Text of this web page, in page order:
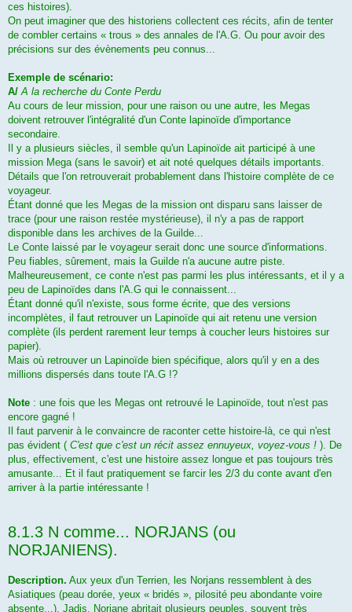
ces histoires).
On peut imaginer que des historiens collectent ces récits, afin de tenter
de combler certains « trous » des annales de l'A.G. Ou pour avoir des
précisions sur des évènements peu connus...
Exemple de scénario:
A/ A la recherche du Conte Perdu
Au cours de leur mission, pour une raison ou une autre, les Megas
doivent retrouver l'intégralité d'un Conte lapinoïde d'importance
secondaire.
Il y a plusieurs siècles, il semble qu'un Lapinoïde ait participé à une
mission Mega (sans le savoir) et ait noté quelques détails importants.
Détails que l'on retrouverait probablement dans l'histoire complète de ce
voyageur.
Étant donné que les Megas de la mission ont disparu sans laisser de
trace (pour une raison restée mystérieuse), il n'y a pas de rapport
disponible dans les archives de la Guilde...
Le Conte laissé par le voyageur serait donc une source d'informations.
Peu fiables, sûrement, mais la Guilde n'a aucune autre piste.
Malheureusement, ce conte n'est pas parmi les plus intéressants, et il y a
peu de Lapinoïdes dans l'A.G qui le connaissent...
Étant donné qu'il n'existe, sous forme écrite, que des versions
incomplètes, il faut retrouver un Lapinoïde qui ait retenu une version
complète (ils perdent rarement leur temps à coucher leurs histoires sur
papier).
Mais où retrouver un Lapinoïde bien spécifique, alors qu'il y en a des
millions dispersés dans toute l'A.G !?
Note : une fois que les Megas ont retrouvé le Lapinoïde, tout n'est pas
encore gagné !
Il faut parvenir à le convaincre de raconter cette histoire-là, ce qui n'est
pas évident ( C'est que c'est un récit assez ennuyeux, voyez-vous ! ). De
plus, effectivement, c'est une histoire assez longue et pas toujours très
amusante... Et il faut pratiquement se farcir les 2/3 du conte avant d'en
arriver à la partie intéressante !
8.1.3 N comme... NORJANS (ou
NORJANIENS).
Description. Aux yeux d'un Terrien, les Norjans ressemblent à des
Asiatiques (peau dorée, yeux « bridés », pilosité peu abondante voire
absente...). Jadis, Norjane abritait plusieurs peuples, souvent très